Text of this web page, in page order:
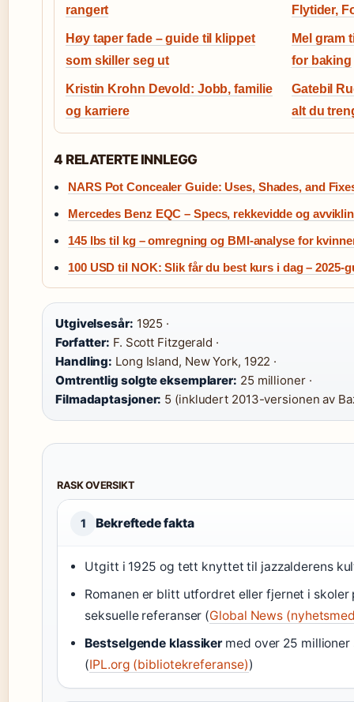
rangert
Flytider,
Høy taper fade – guide til klippet
som skiller seg ut
Mel gram
for baking
Kristin Krohn Devold: Jobb, familie
og karriere
Gatebil
alt du
4 RELATERTE INNLEGG
NARS Pot Concealer Guide: Uses, Shades, and
Mercedes Benz EQC – Specs, rekkevidde og
145 lbs til kg – omregning og BMI-analyse for
100 USD til NOK: Slik får du best kurs i dag – 2025-
Utgivelsesår: 1925 ·
Forfatter: F. Scott Fitzgerald ·
Handling: Long Island, New York, 1922 ·
Omtrentlig solgte eksemplarer: 25 millioner ·
Filmadaptasjoner: 5 (inkludert 2013-versionen av
RASK OVERSIKT
1 Bekreftede fakta
Utgitt i 1925 og tett knyttet til jazzalderens
Romanen er blitt utfordret eller fjernet i skoler
seksuelle referanser (Global News
Bestselgende klassikermed over 25
(IPL.org (bibliotekreferanse))